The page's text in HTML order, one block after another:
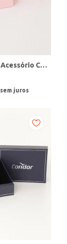
Kit Relógio + Acessório Condor Feminino DOURADO